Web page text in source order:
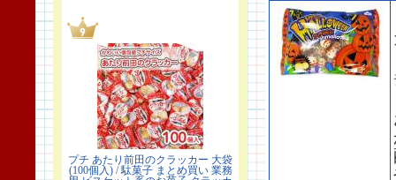
プチ あたり前田のクラッカー 大袋
(100個入) / 駄菓子 まとめ買い 業務